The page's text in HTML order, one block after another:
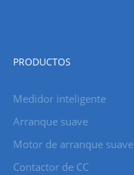
PRODUCTOS
Medidor inteligente
Arranque suave
Motor de arranque suave
Contactor de CC